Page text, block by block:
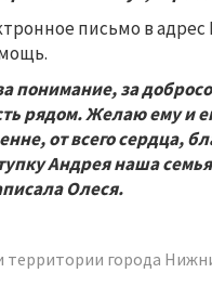
письмо в
понимание, за
рядом. Желаю ему и
от всего сердца,
Андрея наша
Олеся.
города